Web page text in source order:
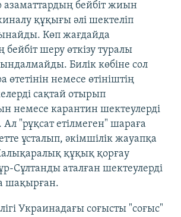
бейбіт жиын
құқығы әлі шектеліп
Көп жағдайда
бейбіт шеру өткізу туралы
Билік көбіне сол
өтетінін немесе өтініштің
сақтай отырып
немесе карантин шектеулерді
Ал "рұқсат етілмеген" шараға
ұсталып, әкімшілік жауапқа
құқық қорғау
Сұлтанды аталған шектеулерді
шақырған.
Украинадағы соғысты "соғыс"